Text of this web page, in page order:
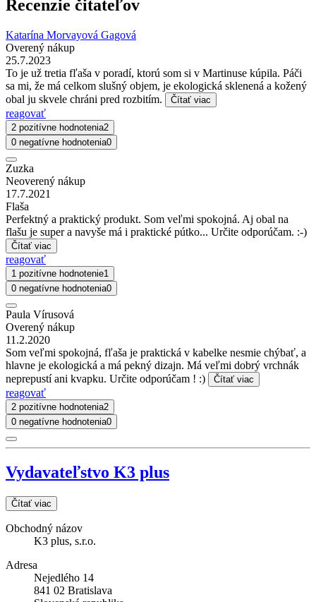
Recenzie čitateľov
Katarína Morvayová Gagová
Overený nákup
25.7.2023
To je už tretia fľaša v poradí, ktorú som si v Martinuse kúpila. Páči
sa mi, že má celkom slušný objem, je ekologická sklenená a kožený
obal ju skvele chráni pred rozbitím.
Čítať viac
reagovať
2 pozitívne hodnotenia2
0 negatívne hodnotenia0
Zuzka
Neoverený nákup
17.7.2021
Flaša
Perfektný a praktický produkt. Som veľmi spokojná. Aj obal na
flašu je super a navyše má i praktické pútko... Určite odporúčam. :-)
Čítať viac
reagovať
1 pozitívne hodnotenie1
0 negatívne hodnotenia0
Paula Vírusová
Overený nákup
11.2.2020
Som veľmi spokojná, fľaša je praktická v kabelke nesmie chýbať, a
hlavne je ekologická a má pekný dizajn. Má veľmi dobrý vrchnák
neprepustí ani kvapku. Určite odporúčam ! :)
Čítať viac
reagovať
2 pozitívne hodnotenia2
0 negatívne hodnotenia0
Vydavateľstvo K3 plus
Čítať viac
Obchodný názov
K3 plus, s.r.o.
Adresa
Nejedlého 14
841 02 Bratislava